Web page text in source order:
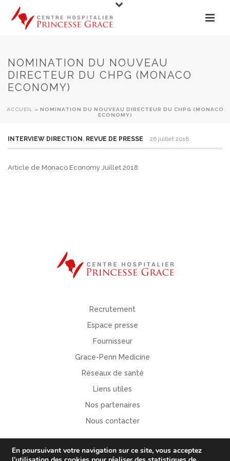
NOMINATION DU NOUVEAU
DIRECTEUR DU CHPG (MONACO
ECONOMY)
ACCUEIL » NOMINATION DU NOUVEAU DIRECTEUR DU CHPG (MONACO
ECONOMY)
INTERVIEW DIRECTION , REVUE DE PRESSE 26 juillet 2018
Article de Monaco Economy Juillet 2018
Recrutement
Espace presse
Fournisseur
Grace-Penn Medicine
Réseaux de santé
Liens utiles
Nos partenaires
Nous contacter
En poursuivant votre navigation sur ce site, vous acceptez